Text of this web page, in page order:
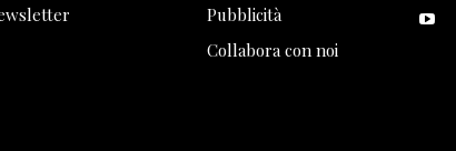
Pubblicità
Collabora con noi